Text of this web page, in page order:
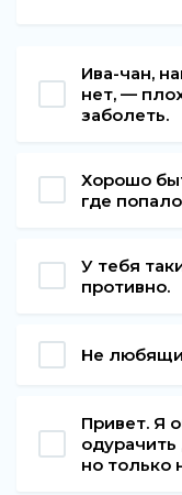
Ива-чан,
нет, —
заболеть.
Хорошо
где
У тебя
противно.
Не
Привет. Я
но только